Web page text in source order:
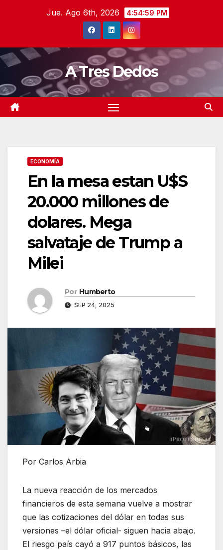
Jue. Ago 6th, 2026 4:55:00 PM
A Tres Dedos
ECONOMÍA
En la mesa estan U$S
20.000 millones de
dolares. Mega
salvataje de Trump a
Milei
Por Humberto
SEP 24, 2025
Por Carlos Arbia
La nueva reacción de los mercados
financieros de esta semana vuelve a mostrar
que las cotizaciones del dólar en todas sus
versiones –el dólar oficial- siguen hacia abajo.
El riesgo país cayó a 917 puntos básicos, las